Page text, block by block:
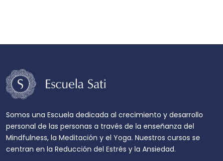
Somos una Escuela dedicada al crecimiento y desarrollo
personal de las personas a través de la enseñanza del
Mindfulness, la Meditación y el Yoga. Nuestros cursos se
centran en la Reducción del Estrés y la Ansiedad.